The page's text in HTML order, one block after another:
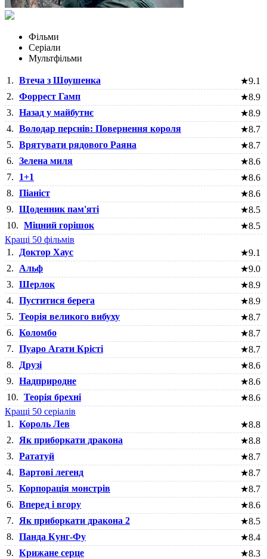
Фільми
Серіали
Мультфільми
1. Втеча з Шоушенка ★9.1
2. Форрест Гамп ★8.9
3. Назад у майбутнє ★8.9
4. Володар перснів: Повернення короля ★8.7
5. Врятувати рядового Раяна ★8.7
6. Зелена миля ★8.6
7.
1+1 ★8.6
8. Піаніст ★8.6
9. Щоденник пам'яті ★8.5
10. Міцний горішок ★8.5
Кращі 50 фільмів
1.
Доктор Хаус ★9.1
2.
Альф ★9.0
3. Шерлок ★8.9
4. Пуститися берега ★8.9
5. Теорія великого вибуху ★8.7
6. Коломбо ★8.7
7. Пуаро Агати Крісті ★8.7
8.
Друзі ★8.6
9. Надприродне ★8.6
10. Теорія брехні ★8.6
Кращі 50 серіалів
1. Король Лев ★8.8
2.
Як приборкати дракона ★8.8
3. Рататуй ★8.7
4. Вартові легенд ★8.7
5. Корпорація монстрів ★8.7
6. Вперед і вгору ★8.6
7.
Як приборкати дракона 2 ★8.5
8. Панда Кунг-Фу ★8.4
9. Крижане серце ★8.3